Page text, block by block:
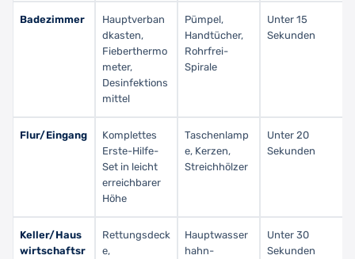
Badezimmer
Hauptverban
dkasten,
Fieberthermo
meter,
Desinfektions
mittel
Pümpel,
Handtücher,
Rohrfrei-
Spirale
Unter 15
Sekunden
Flur/Eingang
Komplettes
Erste-Hilfe-
Set in leicht
erreichbarer
Höhe
Taschenlamp
e, Kerzen,
Streichhölzer
Unter 20
Sekunden
Keller/Haus
wirtschaftsr
Rettungsdeck
e,
Hauptwasser
hahn-
Unter 30
Sekunden